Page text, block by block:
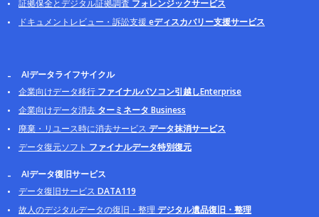
証拠保全とデジタル証拠調査 フォレンジックサービス
ドキュメントレビュー・訴訟支援eディスカバリー支援サービス
AIデータライフサイクル
企業向けデータ移行 ファイナルパソコン引越しEnterprise
企業向けデータ消去 ターミネータ Business
廃棄・リユース時に消去サービス データ抹消サービス
データ復元ソフト ファイナルデータ特別復元
AIデータ復旧サービス
データ復旧サービス DATA119
故人のデジタルデータの復旧・整理デジタル遺品復旧・整理